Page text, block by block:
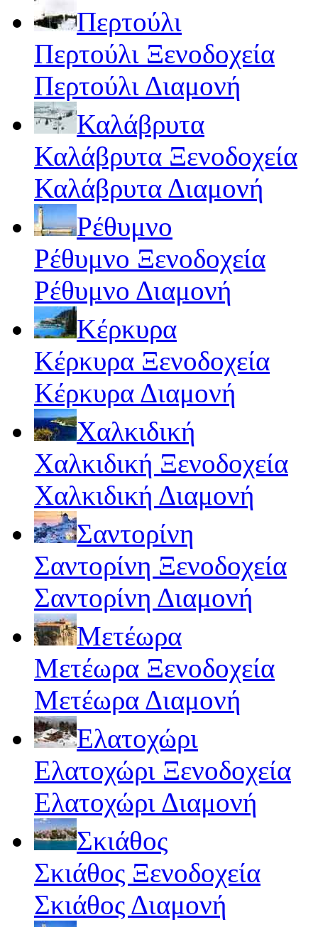
Περτούλι
Περτούλι Ξενοδοχεία
Περτούλι Διαμονή
Καλάβρυτα
Καλάβρυτα Ξενοδοχεία
Καλάβρυτα Διαμονή
Ρέθυμνο
Ρέθυμνο Ξενοδοχεία
Ρέθυμνο Διαμονή
Κέρκυρα
Κέρκυρα Ξενοδοχεία
Κέρκυρα Διαμονή
Χαλκιδική
Χαλκιδική Ξενοδοχεία
Χαλκιδική Διαμονή
Σαντορίνη
Σαντορίνη Ξενοδοχεία
Σαντορίνη Διαμονή
Μετέωρα
Μετέωρα Ξενοδοχεία
Μετέωρα Διαμονή
Ελατοχώρι
Ελατοχώρι Ξενοδοχεία
Ελατοχώρι Διαμονή
Σκιάθος
Σκιάθος Ξενοδοχεία
Σκιάθος Διαμονή